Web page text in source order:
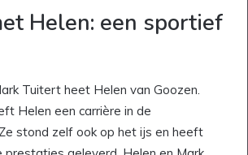
Helen: een sportief
Tuitert heet Helen van Goozen.
Helen een carrière in de
stond zelf ook op het ijs en heeft